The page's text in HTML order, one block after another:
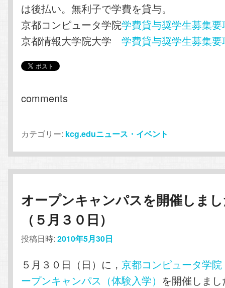
は後払い。無利子で学費を貸与。
京都コンピュータ学院学費貸与奨学生募集要
京都情報大学院大学学費貸与奨学生募集要
comments
カテゴリー: kcg.eduニュース・イベント
オープンキャンパスを開催しま
（５月３０日）
投稿日時:2010年5月30日
５月３０日（日）に， 京都コンピュータ学
ープンキャンパス（体験入学） を開催しま